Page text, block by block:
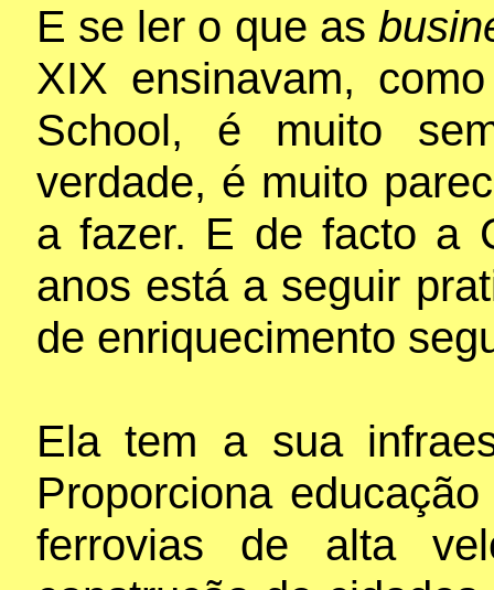
E se ler o que as
XIX ensinavam,
School, é muito
verdade, é muito
a fazer. E de facto a
anos está a seguir
de enriquecimento
Ela tem a sua
Proporciona
ferrovias de alta